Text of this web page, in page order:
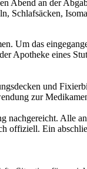
Abend an der
Schlafsäcken,
Um das
Apotheke eines
und
zur
nachgereicht. Alle
offiziell. Ein